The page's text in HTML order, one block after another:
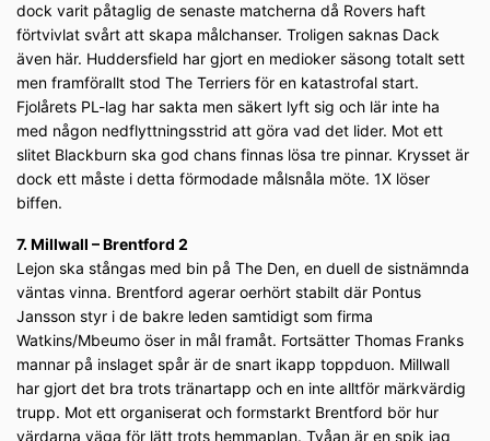
dock varit påtaglig de senaste matcherna då Rovers haft
förtvivlat svårt att skapa målchanser. Troligen saknas Dack
även här. Huddersfield har gjort en medioker säsong totalt sett
men framförallt stod The Terriers för en katastrofal start.
Fjolårets PL-lag har sakta men säkert lyft sig och lär inte ha
med någon nedflyttningsstrid att göra vad det lider. Mot ett
slitet Blackburn ska god chans finnas lösa tre pinnar. Krysset är
dock ett måste i detta förmodade målsnåla möte. 1X löser
biffen.
7. Millwall – Brentford 2
Lejon ska stångas med bin på The Den, en duell de sistnämnda
väntas vinna. Brentford agerar oerhört stabilt där Pontus
Jansson styr i de bakre leden samtidigt som firma
Watkins/Mbeumo öser in mål framåt. Fortsätter Thomas Franks
mannar på inslaget spår är de snart ikapp toppduon. Millwall
har gjort det bra trots tränartapp och en inte alltför märkvärdig
trupp. Mot ett organiserat och formstarkt Brentford bör hur
värdarna väga för lätt trots hemmaplan. Tvåan är en spik jag